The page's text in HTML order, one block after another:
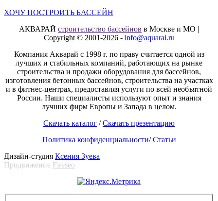
ХОЧУ ПОСТРОИТЬ БАССЕЙН
АКВАРАЙ строительство бассейнов в Москве и МО |
Copyright © 2001-2026 - info@aquarai.ru
Компания Акварай с 1998 г. по праву считается одной из
лучших и стабильных компаний, работающих на рынке
строительства и продажи оборудования для бассейнов,
изготовления бетонных бассейнов, строительства на участках
и в фитнес-центрах, предоставляя услуги по всей необъятной
России. Наши специалисты используют опыт и знания
лучших фирм Европы и Запада в целом.
Скачать каталог / Скачать презентацию
Политика конфиденциальности/Статьи
Дизайн-студия Ксения Зуева
Продвижение Fireseo